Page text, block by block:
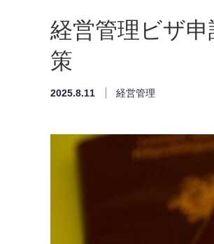
経営管理ビザ
策
2025.8.11 経営管理